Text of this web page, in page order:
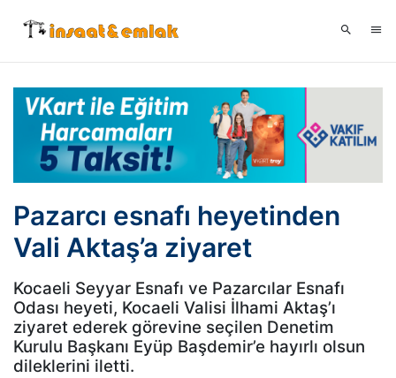
Pazarcı esnafı heyetinden
Vali Aktaş’a ziyaret
Kocaeli Seyyar Esnafı ve Pazarcılar Esnafı
Odası heyeti, Kocaeli Valisi İlhami Aktaş’ı
ziyaret ederek görevine seçilen Denetim
Kurulu Başkanı Eyüp Başdemir’e hayırlı olsun
dileklerini iletti.